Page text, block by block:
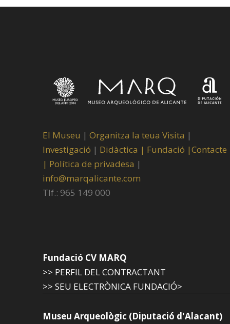
El Museu | Organitza la teua Visita |
Investigació | Didàctica | Fundació |Contacte
| Política de privadesa |
info@marqalicante.com
Tlf.: 965 149 000
Fundació CV MARQ
>> PERFIL DEL CONTRACTANT
>> SEU ELECTRÒNICA FUNDACIÓ>
Museu Arqueològic (Diputació d'Alacant)